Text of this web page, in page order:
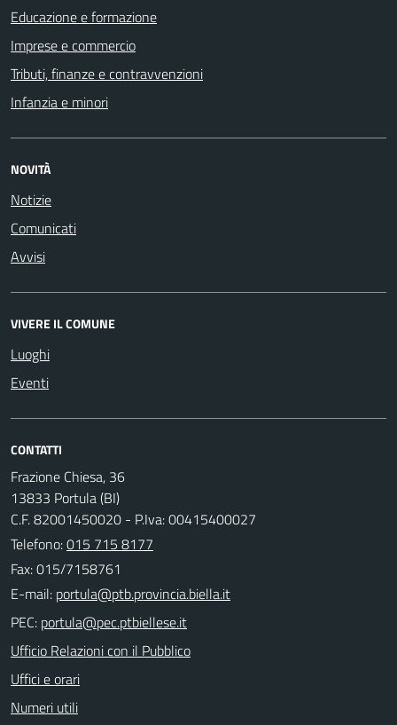
Educazione e formazione
Imprese e commercio
Tributi, finanze e contravvenzioni
Infanzia e minori
NOVITÀ
Notizie
Comunicati
Avvisi
VIVERE IL COMUNE
Luoghi
Eventi
CONTATTI
Frazione Chiesa, 36
13833 Portula (BI)
C.F. 82001450020 - P.Iva: 00415400027
Telefono:015 715 8177
Fax: 015/7158761
E-mail:
PEC:
Ufficio Relazioni con il Pubblico
Uffici e orari
Numeri utili